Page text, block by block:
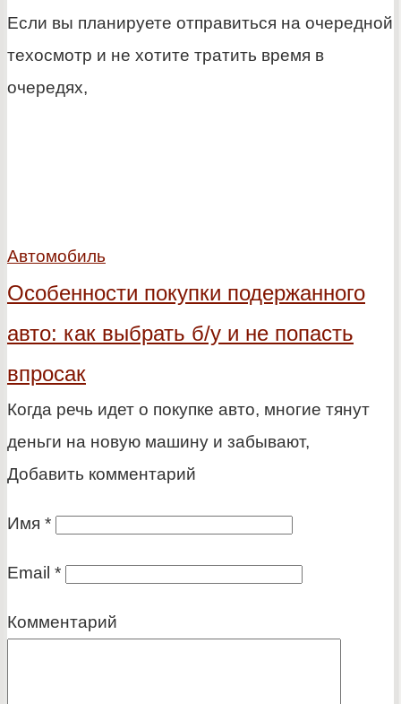
Если вы планируете отправиться на очередной
техосмотр и не хотите тратить время в
очередях,
Автомобиль
Особенности покупки подержанного
авто: как выбрать б/у и не попасть
впросак
Когда речь идет о покупке авто, многие тянут
деньги на новую машину и забывают,
Добавить комментарий
Имя *
Email *
Комментарий